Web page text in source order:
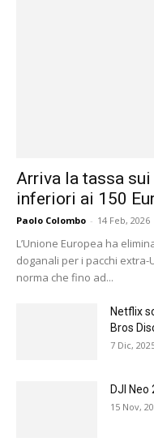
Arriva la tassa
inferiori ai 150
Paolo Colombo - 14 Feb, 2026
L’Unione Europea ha
doganali per i pacchi extra-
norma che fino ad...
Netflix
Bros
7 Dic,
DJI
15 Nov,